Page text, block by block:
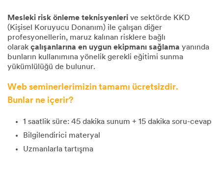
Mesleki risk önleme teknisyenleri ve sektörde KKD
(Kişisel Koruyucu Donanım) ile çalışan diğer
profesyonellerin, maruz kalınan risklere bağlı
olarak çalışanlarına en uygun ekipmanı sağlama yanında
bunların kullanımına yönelik gerekli eğitimi sunma
yükümlülüğü de bulunur.
Web seminerlerimizin tamamı ücretsizdir.
Bunlar ne içerir?
1 saatlik süre: 45 dakika sunum + 15 dakika soru-cevap
Bilgilendirici materyal
Uzmanlarla tartışma